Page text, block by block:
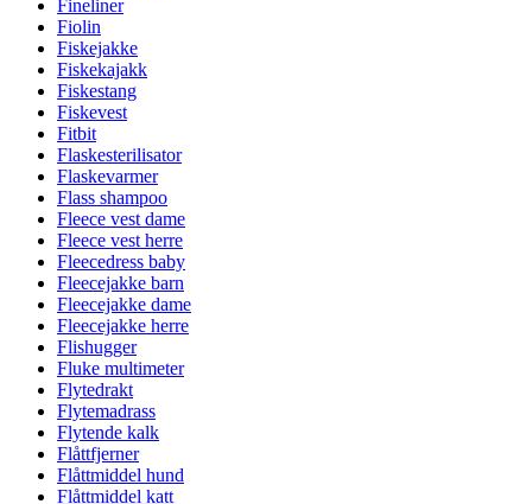
Fineliner
Fiolin
Fiskejakke
Fiskekajakk
Fiskestang
Fiskevest
Fitbit
Flaskesterilisator
Flaskevarmer
Flass shampoo
Fleece vest dame
Fleece vest herre
Fleecedress baby
Fleecejakke barn
Fleecejakke dame
Fleecejakke herre
Flishugger
Fluke multimeter
Flytedrakt
Flytemadrass
Flytende kalk
Flåttfjerner
Flåttmiddel hund
Flåttmiddel katt